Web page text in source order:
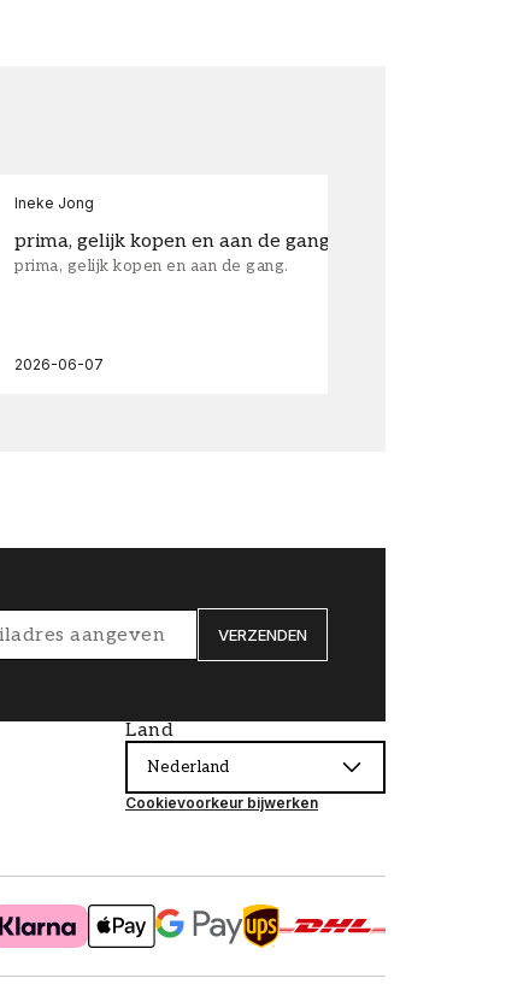
Ineke Jong
prima, gelijk kopen en aan de gang.
prima, gelijk kopen en aan de gang.
2026-06-07
VERZENDEN
Land
Nederland
Cookievoorkeur bijwerken